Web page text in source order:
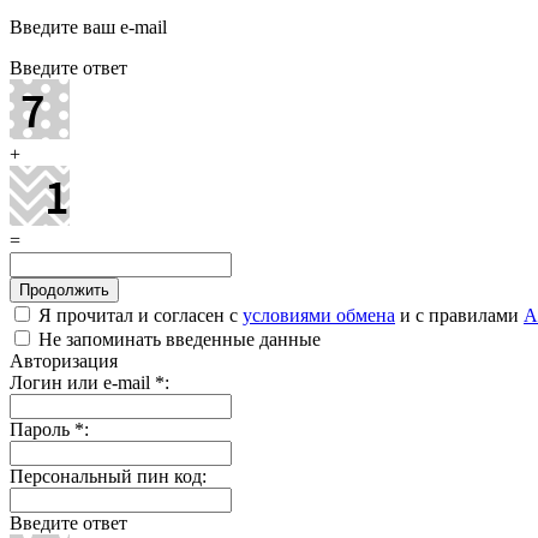
Введите ваш e-mail
Введите ответ
+
=
Я прочитал и согласен с условиями обмена и с правилами
Не запоминать введенные данные
Авторизация
Логин или e-mail *:
Пароль *:
Персональный пин код:
Введите ответ